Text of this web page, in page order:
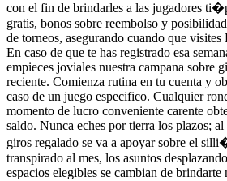
con el fin de brindarles a las jugadores
gratis, bonos sobre reembolso y
de torneos, asegurando cuando que visites
En caso de que te has registrado esa
empieces joviales nuestra campana sobre
reciente. Comienza rutina en tu cuenta y
caso de un juego especifico. Cualquier
momento de lucro conveniente carente
saldo. Nunca eches por tierra los plazos;
giros regalado se va a apoyar sobre el
transpirado al mes, los asuntos
espacios elegibles se cambian de brindarte